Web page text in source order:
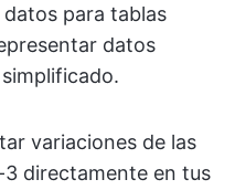
para tablas
datos
variaciones de las
3 directamente en tus